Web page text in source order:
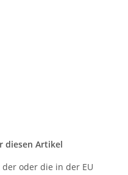
diesen Artikel
oder die in der EU